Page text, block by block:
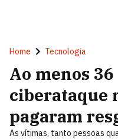
Home Tecnologia
Ao menos
ciberataque
pagaram
As vítimas, tanto pessoas